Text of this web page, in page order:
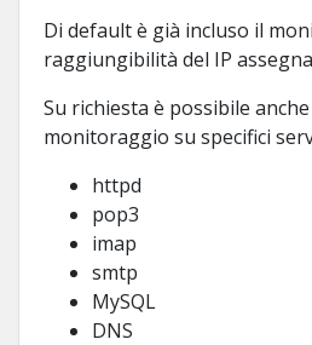
Di default è già incluso il
raggiungibilità del IP
Su richiesta è possibile
monitoraggio su specifici
httpd
pop3
imap
smtp
MySQL
DNS